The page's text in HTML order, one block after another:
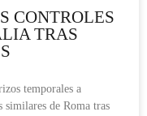
CONTROLES
TRAS
temporales a
similares de Roma tras